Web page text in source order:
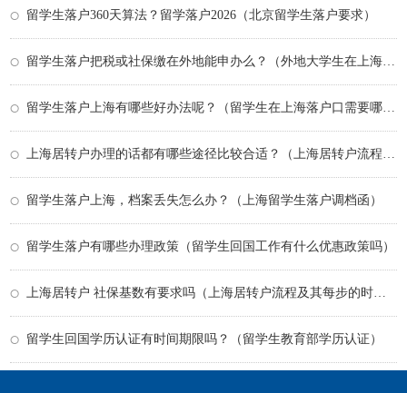
留学生落户360天算法？留学落户2026（北京留学生落户要求）
留学生落户上海，档案丢失怎么办？（上海留学生落户调档函）
留学生落户有哪些办理政策（留学生回国工作有什么优惠政策吗）
留学生回国学历认证有时间期限吗？（留学生教育部学历认证）